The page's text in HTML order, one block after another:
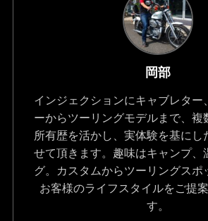
岡部
インジェクションにキャブレター
ーからツーリングモデルまで、複
所有歴を活かし、実体験を基にし
せて頂きます。趣味はキャンプ、
グ。カスタムからツーリングスポ
お客様のライフスタイルをご提
す。